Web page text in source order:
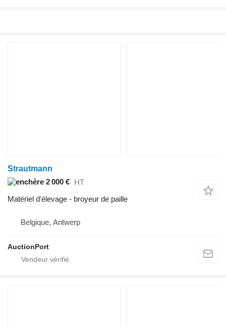
Strautmann
2 000 € HT
Matériel d'élevage - broyeur de paille
Belgique, Antwerp
AuctionPort